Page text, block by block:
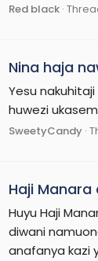
Red black
Nina haja
Yesu
huwezi
SweetyCandy
Haji
Huyu Haji
diwani
anafanya kazi